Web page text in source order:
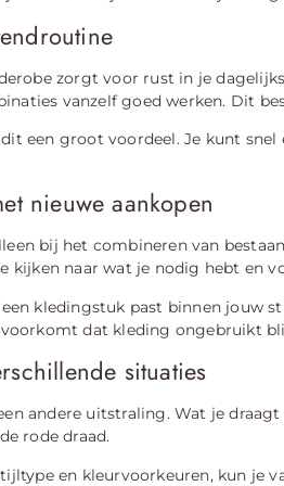
zorgt voor rust in je
vanzelf goed werken. Dit
een groot voordeel. Je kunt
nieuwe aankopen
bij het combineren van
kijken naar wat je nodig hebt en
kledingstuk past binnen jouw
dat kleding ongebruikt
situaties
andere uitstraling. Wat je
rode draad.
en kleurvoorkeuren, kun je